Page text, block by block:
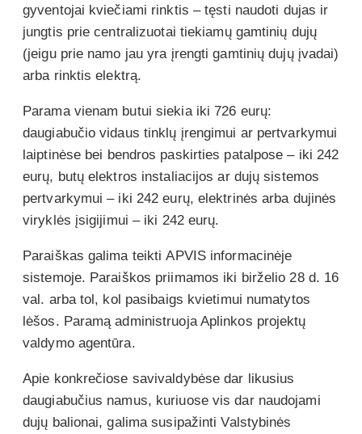
gyventojai kviečiami rinktis – tęsti naudoti dujas ir
jungtis prie centralizuotai tiekiamų gamtinių dujų
(jeigu prie namo jau yra įrengti gamtinių dujų įvadai)
arba rinktis elektrą.
Parama vienam butui siekia iki 726 eurų:
daugiabučio vidaus tinklų įrengimui ar pertvarkymui
laiptinėse bei bendros paskirties patalpose – iki 242
eurų, butų elektros instaliacijos ar dujų sistemos
pertvarkymui – iki 242 eurų, elektrinės arba dujinės
viryklės įsigijimui – iki 242 eurų.
Paraiškas galima teikti APVIS informacinėje
sistemoje. Paraiškos priimamos iki birželio 28 d. 16
val. arba tol, kol pasibaigs kvietimui numatytos
lėšos. Paramą administruoja Aplinkos projektų
valdymo agentūra.
Apie konkrečiose savivaldybėse dar likusius
daugiabučius namus, kuriuose vis dar naudojami
dujų balionai, galima susipažinti Valstybinės